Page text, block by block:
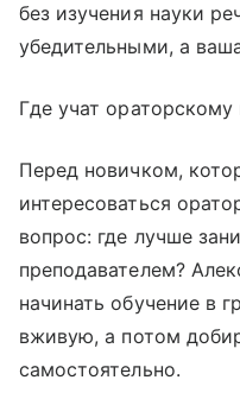
без изучения науки
убедительными, а
Где учат ораторскому
Перед новичком,
интересоваться
вопрос: где лучше
преподавателем?
начинать обучение в
вживую, а потом
самостоятельно.